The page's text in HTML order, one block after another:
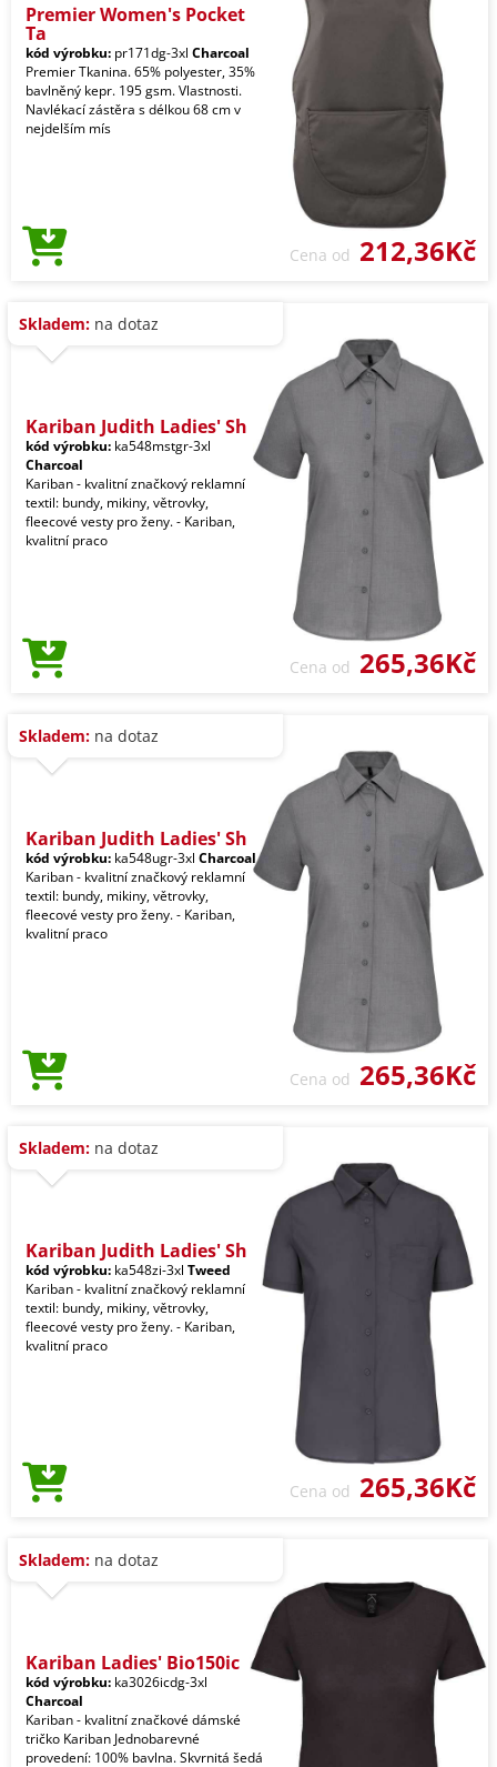
Premier Women's Pocket
Ta
kód výrobku: pr171dg-3xl Charcoal
Premier Tkanina. 65% polyester, 35%
bavlněný kepr. 195 gsm. Vlastnosti.
Navlékací zástěra s délkou 68 cm v
nejdelším mís
Cena od 212,36Kč
Skladem: na dotaz
Kariban Judith Ladies' Sh
kód výrobku: ka548mstgr-3xl
Charcoal
Kariban - kvalitní značkový reklamní
textil: bundy, mikiny, větrovky,
fleecové vesty pro ženy. - Kariban,
kvalitní praco
Cena od 265,36Kč
Skladem: na dotaz
Kariban Judith Ladies' Sh
kód výrobku: ka548ugr-3xl Charcoal
Kariban - kvalitní značkový reklamní
textil: bundy, mikiny, větrovky,
fleecové vesty pro ženy. - Kariban,
kvalitní praco
Cena od 265,36Kč
Skladem: na dotaz
Kariban Judith Ladies' Sh
kód výrobku: ka548zi-3xl Tweed
Kariban - kvalitní značkový reklamní
textil: bundy, mikiny, větrovky,
fleecové vesty pro ženy. - Kariban,
kvalitní praco
Cena od 265,36Kč
Skladem: na dotaz
Kariban Ladies' Bio150ic
kód výrobku: ka3026icdg-3xl
Charcoal
Kariban - kvalitní značkové dámské
tričko Kariban Jednobarevné
provedení: 100% bavlna. Skvrnitá šedá